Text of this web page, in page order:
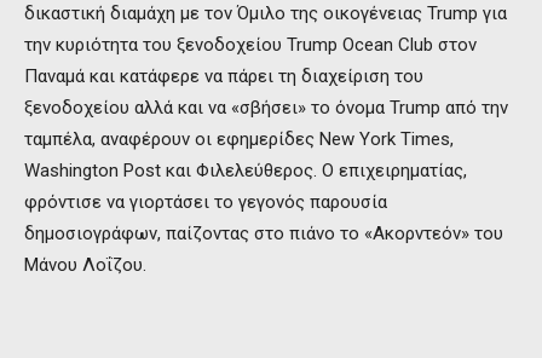
δικαστική διαμάχη με τον Όμιλο της οικογένειας Trump για
την κυριότητα του ξενοδοχείου Trump Ocean Club στον
Παναμά και κατάφερε να πάρει τη διαχείριση του
ξενοδοχείου αλλά και να «σβήσει» το όνομα Trump από την
ταμπέλα, αναφέρουν οι εφημερίδες New York Times,
Washington Post και Φιλελεύθερος. Ο επιχειρηματίας,
φρόντισε να γιορτάσει το γεγονός παρουσία
δημοσιογράφων, παίζοντας στο πιάνο το «Ακορντεόν» του
Μάνου Λοΐζου.